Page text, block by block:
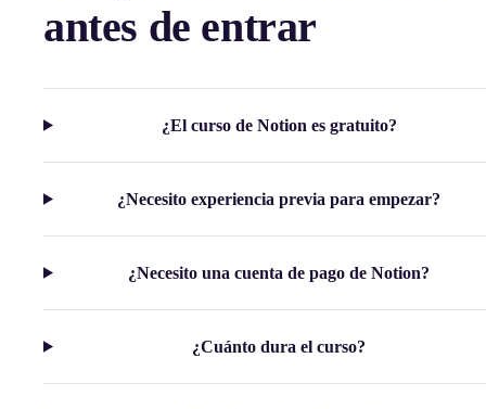
antes de entrar
¿El curso de Notion es gratuito?
¿Necesito experiencia previa para empezar?
¿Necesito una cuenta de pago de Notion?
¿Cuánto dura el curso?